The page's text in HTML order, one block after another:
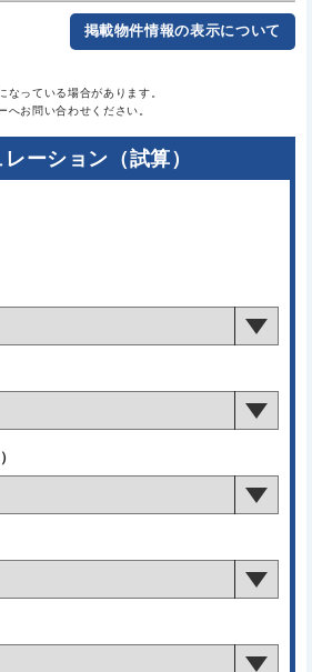
掲載物件情報の表示について
っている場合があります。
お問い合わせください。
ーション（試算）